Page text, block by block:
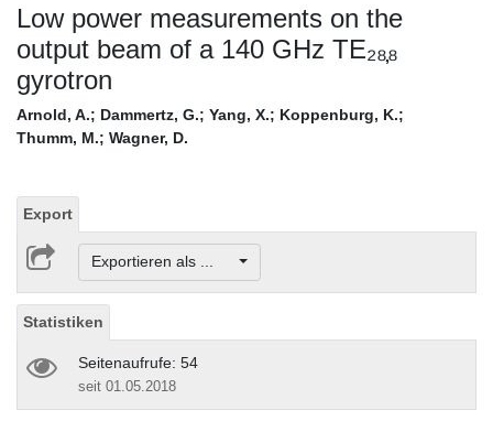
Low power measurements on the
output beam of a 140 GHz TE₂₈̦₈
gyrotron
Arnold, A.; Dammertz, G.; Yang, X.; Koppenburg, K.;
Thumm, M.; Wagner, D.
Export
Exportieren als ...
Statistiken
Seitenaufrufe: 54
seit 01.05.2018